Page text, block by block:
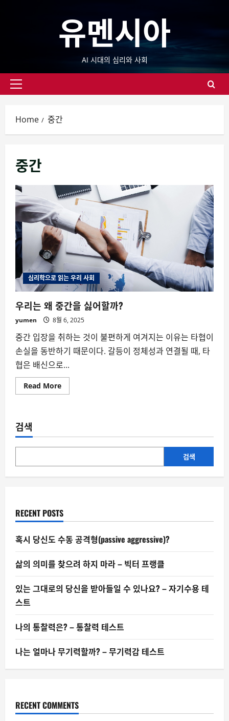
유멘시아
AI 시대의 심리와 사회
Primary
Home 중간
중간
심리학으로 읽는 우리 사회
우리는 왜 중간을 싫어할까?
yumen 8월 6, 2025
중간 입장을 취하는 것이 불편하게 여겨지는 이유는 타협이
손실을 동반하기 때문이다. 갈등이 정체성과 연결될 때, 타
협은 배신으로...
Read MoreRead
more
중
을
어
까?
검색
검색
RECENT POSTS
혹시 당신도 수동 공격형(passive aggressive)?
삶의 의미를 찾으려 하지 마라 – 빅터 프랭클
있는 그대로의 당신을 받아들일 수 있나요? – 자기수용 테
스트
나의 통찰력은? – 통찰력 테스트
나는 얼마나 무기력할까? – 무기력감 테스트
RECENT COMMENTS